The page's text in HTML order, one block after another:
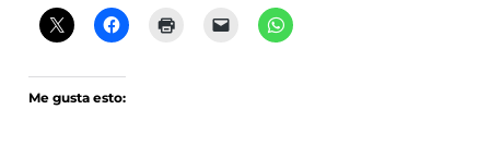
Me gusta esto: